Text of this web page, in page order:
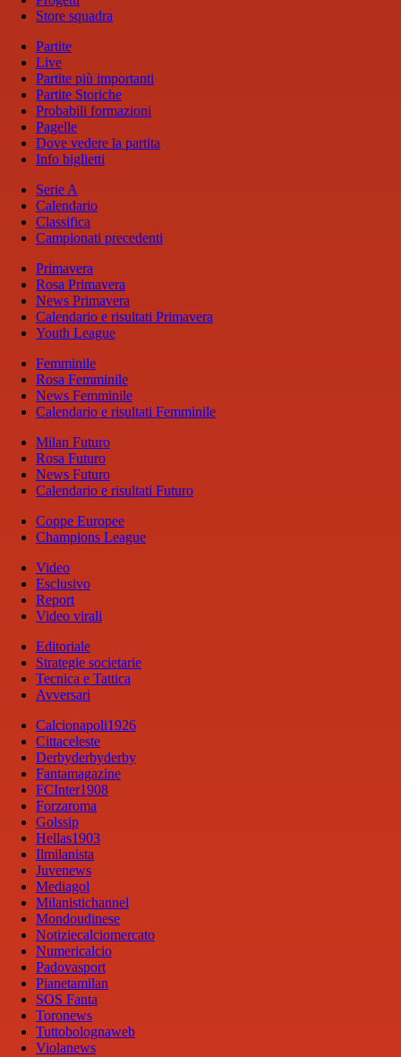
Store squadra
Partite
Live
Partite più importanti
Partite Storiche
Probabili formazioni
Pagelle
Dove vedere la partita
Info biglietti
Serie A
Calendario
Classifica
Campionati precedenti
Primavera
Rosa Primavera
News Primavera
Calendario e risultati Primavera
Youth League
Femminile
Rosa Femminile
News Femminile
Calendario e risultati Femminile
Milan Futuro
Rosa Futuro
News Futuro
Calendario e risultati Futuro
Coppe Europee
Champions League
Video
Esclusivo
Report
Video virali
Editoriale
Strategie societarie
Tecnica e Tattica
Avversari
Calcionapoli1926
Cittaceleste
Derbyderbyderby
Fantamagazine
FCInter1908
Forzaroma
Golssip
Hellas1903
Ilmilanista
Juvenews
Mediagol
Milanistichannel
Mondoudinese
Notiziecalciomercato
Numericalcio
Padovasport
Pianetamilan
SOS Fanta
Toronews
Tuttobolognaweb
Violanews